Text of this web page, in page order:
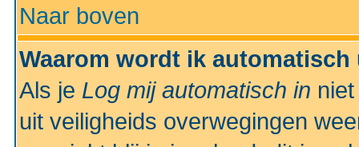
Naar boven
Waarom wordt ik
Als je Log mij automatisch in
uit veiligheids overwegingen